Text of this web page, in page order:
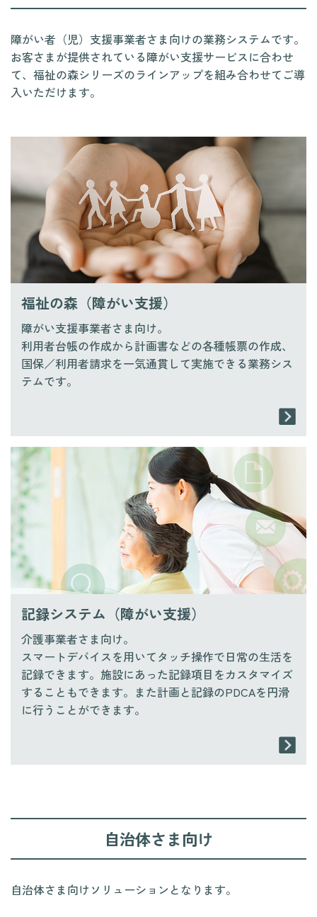
障がい者（児）支援事業者さま向けの業務システムです。
お客さまが提供されている障がい支援サービスに合わせ
て、福祉の森シリーズのラインアップを組み合わせてご導
入いただけます。
福祉の森（障がい支援）
障がい支援事業者さま向け。
利用者台帳の作成から計画書などの各種帳票の作成、
国保／利用者請求を一気通貫して実施できる業務シス
テムです。
記録システム（障がい支援）
介護事業者さま向け。
スマートデバイスを用いてタッチ操作で日常の生活を
記録できます。施設にあった記録項目をカスタマイズ
することもできます。また計画と記録のPDCAを円滑
に行うことができます。
自治体さま向け
自治体さま向けソリューションとなります。